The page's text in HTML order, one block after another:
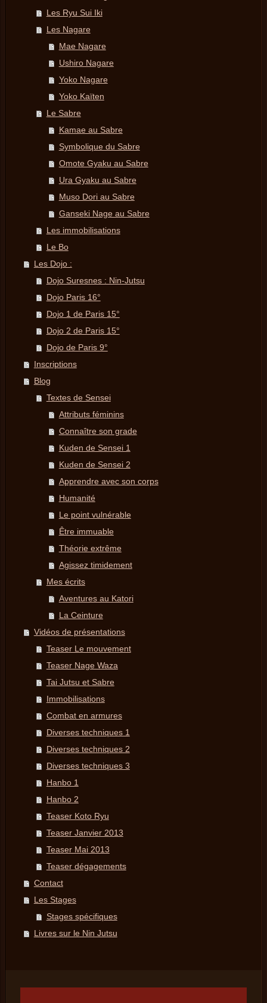
Les Ryu Sui Iki
Les Nagare
Mae Nagare
Ushiro Nagare
Yoko Nagare
Yoko Kaïten
Le Sabre
Kamae au Sabre
Symbolique du Sabre
Omote Gyaku au Sabre
Ura Gyaku au Sabre
Muso Dori au Sabre
Ganseki Nage au Sabre
Les immobilisations
Le Bo
Les Dojo :
Dojo Suresnes : Nin-Jutsu
Dojo Paris 16°
Dojo 1 de Paris 15°
Dojo 2 de Paris 15°
Dojo de Paris 9°
Inscriptions
Blog
Textes de Sensei
Attributs féminins
Connaître son grade
Kuden de Sensei 1
Kuden de Sensei 2
Apprendre avec son corps
Humanité
Le point vulnérable
Être immuable
Théorie extrême
Agissez timidement
Mes écrits
Aventures au Katori
La Ceinture
Vidéos de présentations
Teaser Le mouvement
Teaser Nage Waza
Tai Jutsu et Sabre
Immobilisations
Combat en armures
Diverses techniques 1
Diverses techniques 2
Diverses techniques 3
Hanbo 1
Hanbo 2
Teaser Koto Ryu
Teaser Janvier 2013
Teaser Mai 2013
Teaser dégagements
Contact
Les Stages
Stages spécifiques
Livres sur le Nin Jutsu